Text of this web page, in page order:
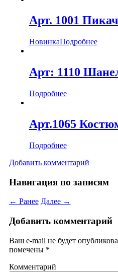
Арт. 1001
НовинкаПодробнее
Арт: 1110
Подробнее
Арт.1065
Подробнее
Добавить комментарий
Навигация по записям
← Ранее Далее →
Добавить комментарий
Ваш e-mail не будет
помечены *
Комментарий